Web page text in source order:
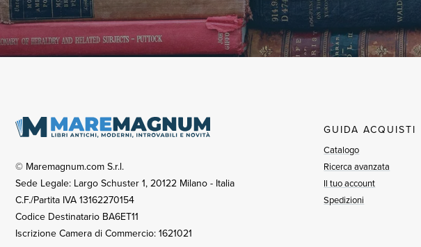
© Maremagnum.com S.r.l.
Sede Legale: Largo Schuster 1, 20122 Milano - Italia
C.F./Partita IVA 13162270154
Codice Destinatario BA6ET11
Iscrizione Camera di Commercio: 1621021
GUIDA ACQUISTI
Catalogo
Ricerca avanzata
Il tuo account
Spedizioni